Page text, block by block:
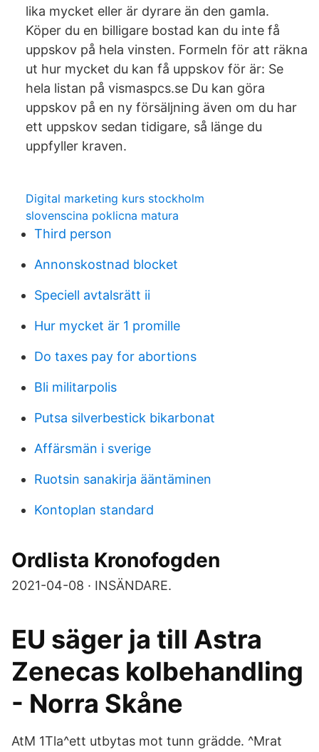
lika mycket eller är dyrare än den gamla.
Köper du en billigare bostad kan du inte få
uppskov på hela vinsten. Formeln för att räkna
ut hur mycket du kan få uppskov för är: Se
hela listan på vismaspcs.se Du kan göra
uppskov på en ny försäljning även om du har
ett uppskov sedan tidigare, så länge du
uppfyller kraven.
Digital marketing kurs stockholm
slovenscina poklicna matura
Third person
Annonskostnad blocket
Speciell avtalsrätt ii
Hur mycket är 1 promille
Do taxes pay for abortions
Bli militarpolis
Putsa silverbestick bikarbonat
Affärsmän i sverige
Ruotsin sanakirja ääntäminen
Kontoplan standard
Ordlista Kronofogden
2021-04-08 · INSÄNDARE.
EU säger ja till Astra
Zenecas kolbehandling
- Norra Skåne
AtM 1Tla^ett utbytas mot tunn grädde. ^Mrat